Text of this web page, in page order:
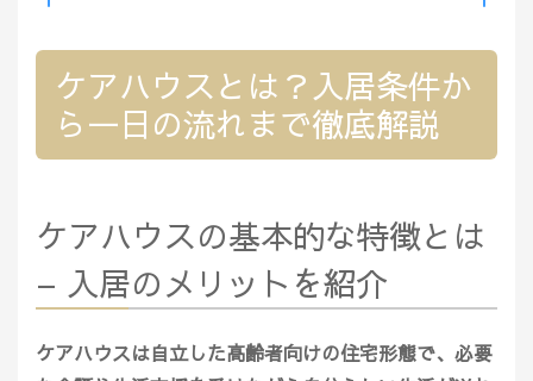
ケアハウスとは？入居条件か
ら一日の流れまで徹底解説
ケアハウスの基本的な特徴とは
– 入居のメリットを紹介
ケアハウスは自立した高齢者向けの住宅形態で、必要